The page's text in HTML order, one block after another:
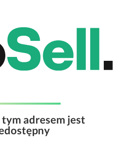
tym adresem jest